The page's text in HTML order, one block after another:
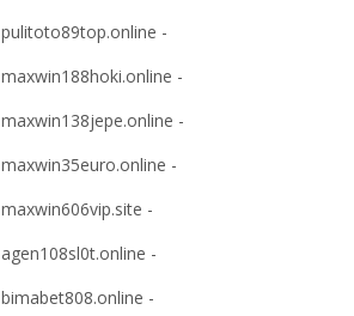
pulitoto89top.online -
maxwin188hoki.online -
maxwin138jepe.online -
maxwin35euro.online -
maxwin606vip.site -
agen108sl0t.online -
bimabet808.online -